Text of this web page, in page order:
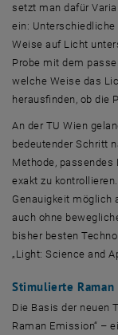
setzt man dafür
ein:
Weise auf Licht
Probe mit dem
welche Weise das
herausfinden, ob die
An der TU Wien
bedeutender Schritt
Methode, passendes
exakt zu
Genauigkeit möglich
auch ohne
bisher besten
„Light: Science and
Stimulierte Raman
Die Basis der neuen
Raman Emission“ –